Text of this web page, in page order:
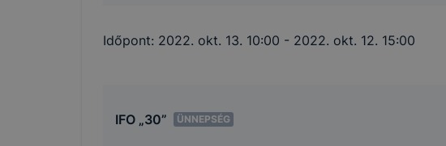
Időpont: 2022. okt. 13. 10:00 - 2022. okt. 12. 15:00
IFO „30” ÜNNEPSÉG